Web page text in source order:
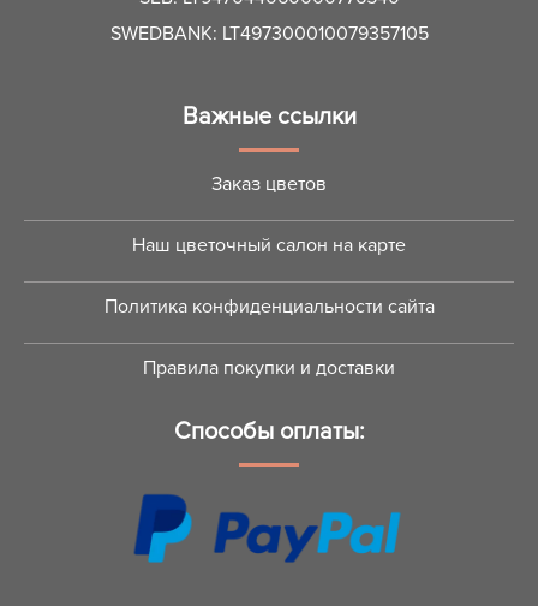
SWEDBANK: LT497300010079357105
Важные ссылки
Заказ цветов
Наш цветочный салон на карте
Политика конфиденциальности сайта
Правила покупки и доставки
Способы оплаты: